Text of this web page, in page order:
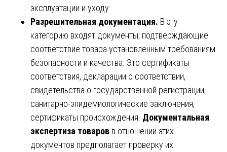
эксплуатации и уходу.
Разрешительная документация. В эту
категорию входят документы, подтверждающие
соответствие товара установленным требованиям
безопасности и качества. Это сертификаты
соответствия, декларации о соответствии,
свидетельства о государственной регистрации,
санитарно-эпидемиологические заключения,
сертификаты происхождения. Документальная
экспертиза товаров в отношении этих
документов предполагает проверку их